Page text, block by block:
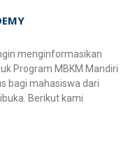
menginformasikan
Program MBKM Mandiri
bagi mahasiswa dari
Berikut kami